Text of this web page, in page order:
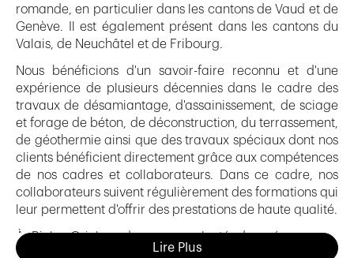
romande, en particulier dans les cantons de Vaud et de
Genève. Il est également présent dans les cantons du
Valais, de Neuchâtel et de Fribourg.
Nous bénéficions d'un savoir-faire reconnu et d'une
expérience de plusieurs décennies dans le cadre des
travaux de désamiantage, d'assainissement, de sciage
et forage de béton, de déconstruction, du terrassement,
de géothermie ainsi que des travaux spéciaux dont nos
clients bénéficient directement grâce aux compétences
de nos cadres et collaborateurs. Dans ce cadre, nos
collaborateurs suivent régulièrement des formations qui
leur permettent d'offrir des prestations de haute qualité.
À Bioley-Orjulaz, dans une volonté de préserver au
maximum nos ressources naturelles, nous avons créé un
Lire Plus